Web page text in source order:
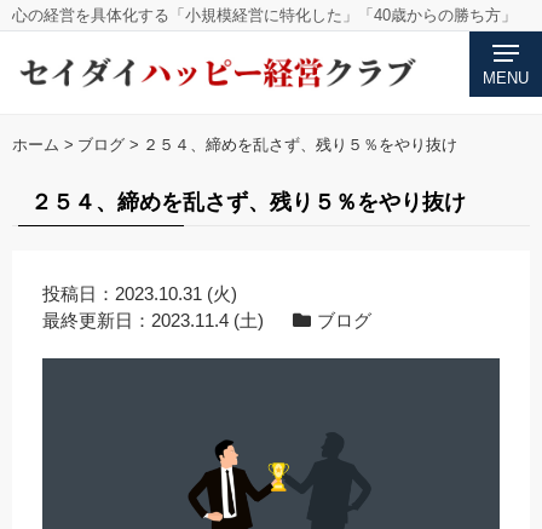
心の経営を具体化する「小規模経営に特化した」「40歳からの勝ち方」
MENU
ホーム > ブログ > ２５４、締めを乱さず、残り５％をやり抜け
２５４、締めを乱さず、残り５％をやり抜け
投稿日： 2023.10.31 (火)
最終更新日： 2023.11.4 (土) ブログ